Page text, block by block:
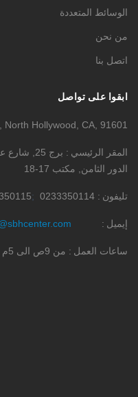
الوسائط المتعددة
من نحن
اتصل بنا
ابقوا على تواصل
North Hollywood, CA, 91601
المقر الرئيسي
برج 25,
الدور الثامن, مكتب 17-18
تليفون 0233350114
إيميل
ساعات العمل من 9ص الى 5م